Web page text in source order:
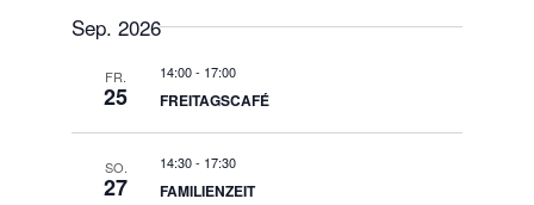
date.
Sep. 2026
FR.
25
14:00- 17:00
FREITAGSCAFÉ
SO.
27
14:30- 17:30
FAMILIENZEIT